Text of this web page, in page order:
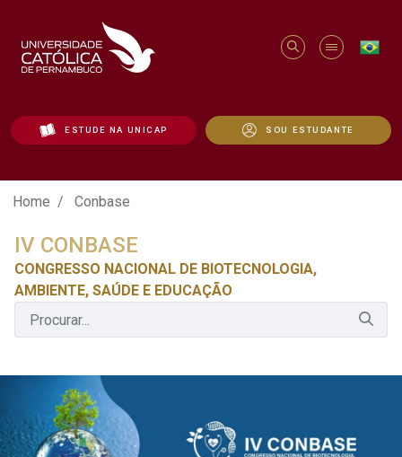
ESTUDE NA UNICAP SOU ESTUDANTE
Conbase - Unicap
Home Conbase
IV CONBASE
CONGRESSO NACIONAL DE BIOTECNOLOGIA,
AMBIENTE, SAÚDE E EDUCAÇÃO